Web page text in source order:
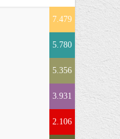
7.479
5.780
5.356
3.931
2.106